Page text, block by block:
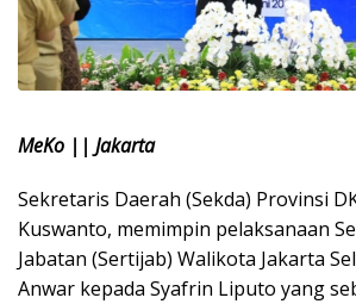
MeKo || Jakarta
Sekretaris Daerah (Sekda) Provinsi
Kuswanto, memimpin pelaksanaan
Jabatan (Sertijab) Walikota Jakarta
Anwar kepada Syafrin Liputo yang